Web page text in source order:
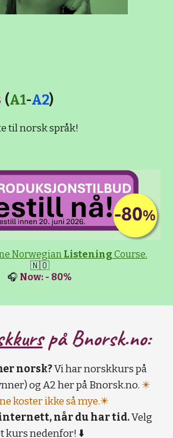
(A1-A2)
til norsk språk!
Norwegian Listening Course.
🇳🇴
🎧 Now: - 80%
på Bnorsk.no:
norsk?Vi har norskkurs på
og A2 her på Bnorsk.no. ✴️
koster ikke så mye.✴️
når du har tid.Velg
kurs nedenfor! ⬇️